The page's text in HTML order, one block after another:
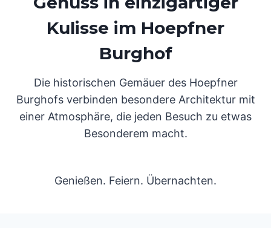
Kulisse im Hoepfner
Burghof
Die historischen Gemäuer des Hoepfner
Burghofs verbinden besondere Architektur mit
einer Atmosphäre, die jeden Besuch zu etwas
Besonderem macht.
Genießen. Feiern. Übernachten.